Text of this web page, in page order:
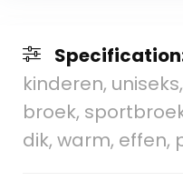
kinderen,
broek,
dik, warm, effen,